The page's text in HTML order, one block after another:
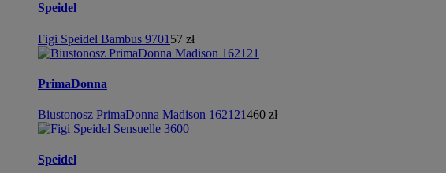
Speidel
Figi Speidel Bambus 9701 57 zł
PrimaDonna
Biustonosz PrimaDonna Madison 162121460 zł
Speidel